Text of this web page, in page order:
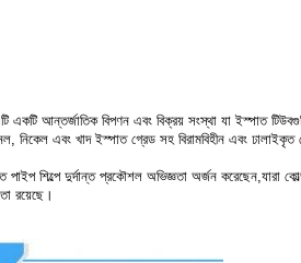
একটি আন্তর্জাতিক বিপণন এবং বিক্রয় সংস্থা যা ইস্পাত
নিকেল এবং খাদ ইস্পাত গ্রেড সহ বিরামবিহীন এবং
শিল্পে দুর্দান্ত প্রকৌশল অভিজ্ঞতা অর্জন করেছেন,যারা
রয়েছে।